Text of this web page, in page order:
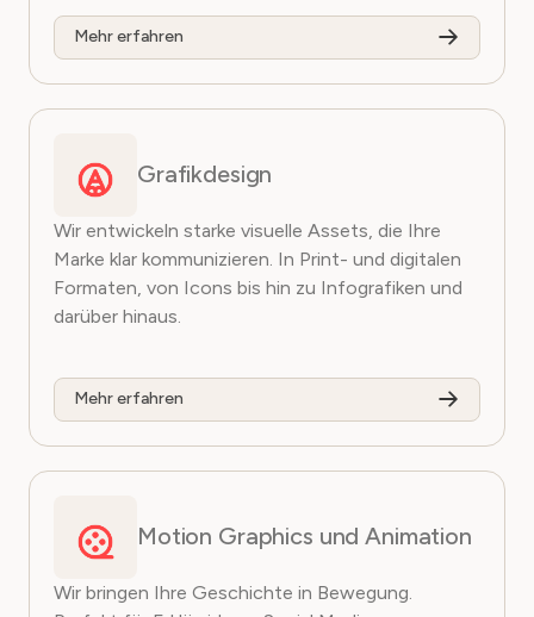
Mehr erfahren
Grafikdesign
Wir entwickeln starke visuelle Assets, die Ihre
Marke klar kommunizieren. In Print- und digitalen
Formaten, von Icons bis hin zu Infografiken und
darüber hinaus.
Mehr erfahren
Motion Graphics und Animation
Wir bringen Ihre Geschichte in Bewegung.